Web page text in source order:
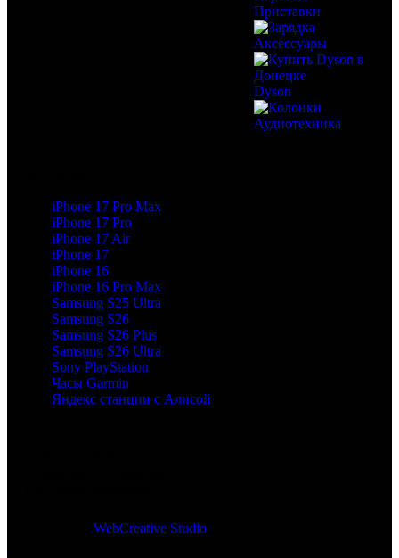
Приставки
Аксессуары
Dyson
Аудиотехника
iPhone 17 Pro Max
iPhone 17 Pro
iPhone 17 Air
iPhone 17
iPhone 16
iPhone 16 Pro Max
Samsung S25 Ultra
Samsung S26
Samsung S26 Plus
Samsung S26 Ultra
Sony PlayStation
Часы Garmin
Яндекс станции с Алисой
WebCreative Studio